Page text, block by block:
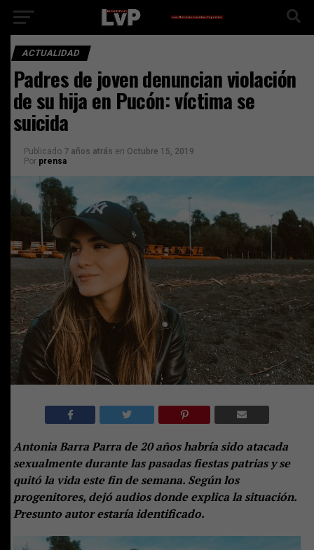
ACTUALIDAD
Padres de joven denuncian violación
de su hija en Pucón: víctima se
suicida
Publicado 7 años atrás en Octubre 15, 2019
Por prensa
Antonia Barra Parra de 20 años habría sido atacada
sexualmente durante las pasadas fiestas patrias y se
quitó la vida este fin de semana. Según los
progenitores, dejó audios donde explica la situación.
Presunto autor estaría identificado.